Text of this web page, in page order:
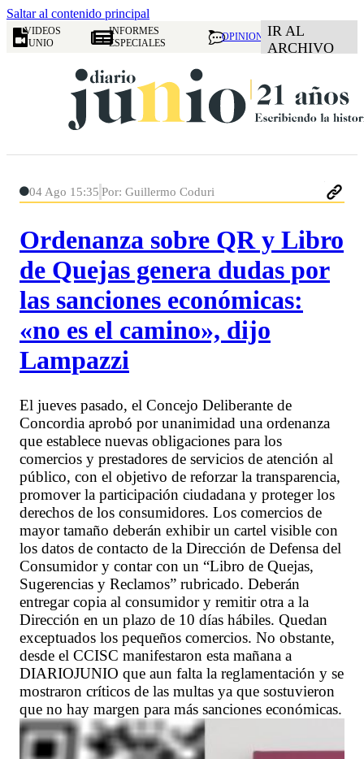
Saltar al contenido principal
VIDEOS
JUNIO
INFORMES
ESPECIALES
OPINION IR AL
ARCHIVO
04 Ago 15:35 Por: Guillermo Coduri
Ordenanza sobre QR y Libro
de Quejas genera dudas por
las sanciones económicas:
«no es el camino», dijo
Lampazzi
El jueves pasado, el Concejo Deliberante de
Concordia aprobó por unanimidad una ordenanza
que establece nuevas obligaciones para los
comercios y prestadores de servicios de atención al
público, con el objetivo de reforzar la transparencia,
promover la participación ciudadana y proteger los
derechos de los consumidores. Los comercios de
mayor tamaño deberán exhibir un cartel visible con
los datos de contacto de la Dirección de Defensa del
Consumidor y contar con un “Libro de Quejas,
Sugerencias y Reclamos” rubricado. Deberán
entregar copia al consumidor y remitir otra a la
Dirección en un plazo de 10 días hábiles. Quedan
exceptuados los pequeños comercios. No obstante,
desde el CCISC manifestaron esta mañana a
DIARIOJUNIO que aun falta la reglamentación y se
mostraron críticos de las multas ya que sostuvieron
que no hay margen para más sanciones económicas.